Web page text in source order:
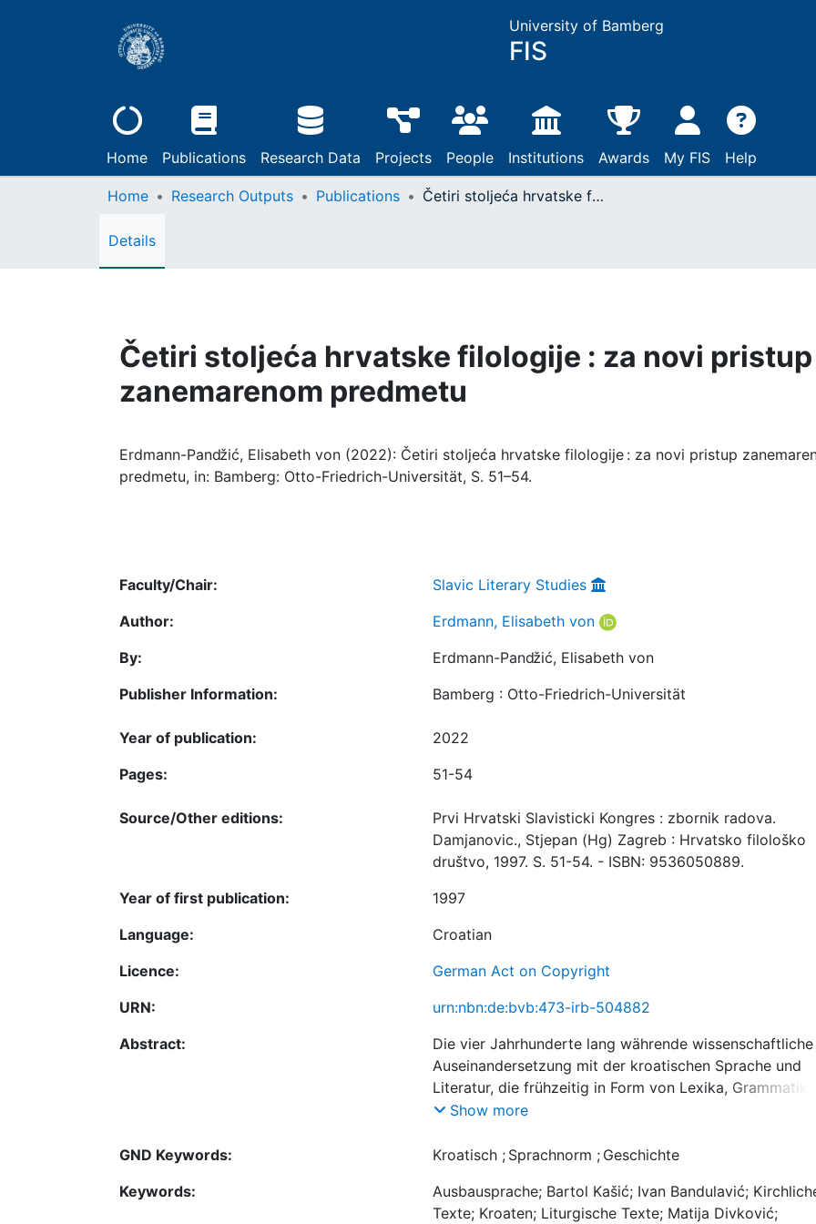
University of Bamberg
FIS
Home Publications Research Data Projects People Institutions Awards My FIS Help
Home Research Outputs Publications Četiri stoljeća hrvatske filologije : za novi pristup zanemarenom predmetu
Details
Četiri stoljeća hrvatske filologije : za novi pristup
zanemarenom predmetu
Erdmann-Panǆić, Elisabeth von (2022): Četiri stoljeća hrvatske filologije : za novi pristup
predmetu, in: Bamberg: Otto-Friedrich-Universität, S. 51–54.
Faculty/Chair:
Slavic Literary Studies
Author:
Erdmann, Elisabeth von
By:
Erdmann-Panǆić, Elisabeth von
Publisher Information:
Bamberg : Otto-Friedrich-Universität
Year of publication:
2022
Pages:
51-54
Source/Other editions:
Prvi Hrvatski Slavisticki Kongres : zbornik radova.
Damjanovic., Stjepan (Hg) Zagreb : Hrvatsko filološko
društvo, 1997. S. 51-54. - ISBN: 9536050889.
Year of first publication:
1997
Language:
Croatian
Licence:
German Act on Copyright
URN:
urn:nbn:de:bvb:473-irb-504882
Abstract:
Die vier Jahrhunderte lang währende wissenschaftliche
Auseinandersetzung mit der kroatischen Sprache und
Literatur, die frühzeitig in Form von Lexika,
und Rechtschreiblehren begann, wird zum Anlass
Hauptentwicklungsstränge der
sowie der Literaturentwicklung in kroatischer und
lateinischer Sprache vorzulegen.
Show more
GND Keywords: Kroatisch ; Sprachnorm ; Geschichte
Keywords:
Ausbausprache; Bartol Kašić; Ivan Bandulavić;
Texte; Kroaten; Liturgische Texte; Matija Divković;